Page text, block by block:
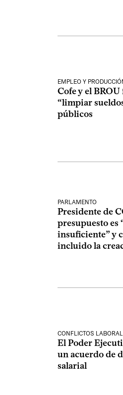
EMPLEO Y
Cofe y el
“limpiar
públicos
PARLAMENTO
Presidente de
presupuesto es
insuficiente” y
incluido la
CONFLICTOS
El Poder
un acuerdo de
salarial